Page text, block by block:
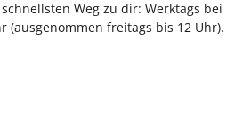
Weg zu dir: Werktags bei
(ausgenommen freitags bis 12 Uhr).